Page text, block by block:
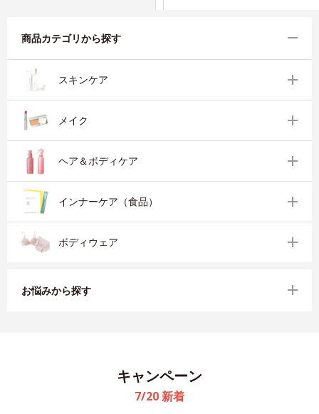
商品カテゴリから探す
スキンケア
メイク
ヘア＆ボディケア
インナーケア（食品）
ボディウェア
お悩みから探す
キャンペーン
7/20 新着